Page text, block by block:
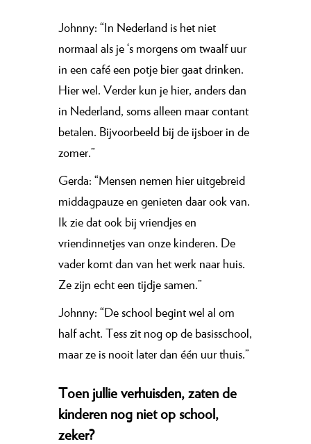
Johnny: “In Nederland is het niet
normaal als je ‘s morgens om twaalf uur
in een café een potje bier gaat drinken.
Hier wel. Verder kun je hier, anders dan
in Nederland, soms alleen maar contant
betalen. Bijvoorbeeld bij de ijsboer in de
zomer.”
Gerda: “Mensen nemen hier uitgebreid
middagpauze en genieten daar ook van.
Ik zie dat ook bij vriendjes en
vriendinnetjes van onze kinderen. De
vader komt dan van het werk naar huis.
Ze zijn echt een tijdje samen.”
Johnny: “De school begint wel al om
half acht. Tess zit nog op de basisschool,
maar ze is nooit later dan één uur thuis.”
Toen jullie verhuisden, zaten de
kinderen nog niet op school,
zeker?